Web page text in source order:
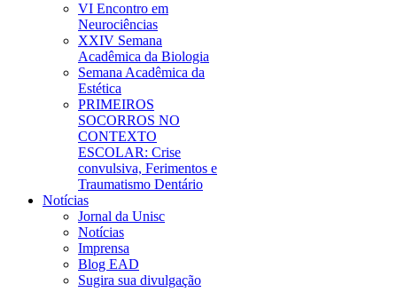
VI Encontro em
Neurociências
XXIV Semana
Acadêmica da Biologia
Semana Acadêmica da
Estética
PRIMEIROS
SOCORROS NO
CONTEXTO
ESCOLAR: Crise
convulsiva, Ferimentos e
Traumatismo Dentário
Notícias
Jornal da Unisc
Notícias
Imprensa
Blog EAD
Sugira sua divulgação